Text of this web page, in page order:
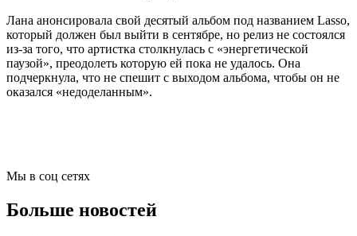
Лана анонсировала свой десятый альбом под названием Lasso,
который должен был выйти в сентябре, но релиз не состоялся
из-за того, что артистка столкнулась с «энергетической
паузой», преодолеть которую ей пока не удалось. Она
подчеркнула, что не спешит с выходом альбома, чтобы он не
оказался «недоделанным».
Мы в соц сетях
Больше новостей